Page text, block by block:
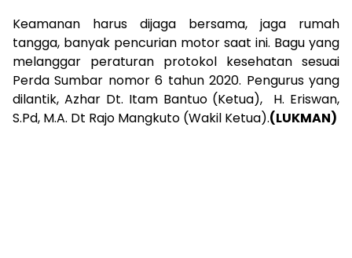
Keamanan harus dijaga bersama, jaga rumah
tangga, banyak pencurian motor saat ini. Bagu yang
melanggar peraturan protokol kesehatan sesuai
Perda Sumbar nomor 6 tahun 2020. Pengurus yang
dilantik, Azhar Dt. Itam Bantuo (Ketua), H. Eriswan,
S.Pd, M.A. Dt Rajo Mangkuto (Wakil Ketua).(LUKMAN)